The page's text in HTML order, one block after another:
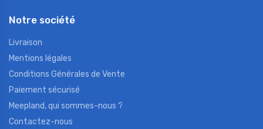
Notre société
Livraison
Mentions légales
Conditions Générales de Vente
Paiement sécurisé
Meepland, qui sommes-nous ?
Contactez-nous